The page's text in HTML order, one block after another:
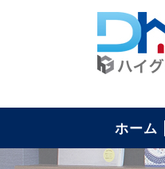
ホーム